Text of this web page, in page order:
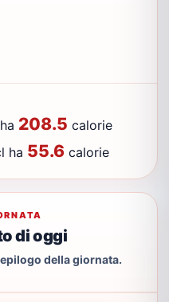
208.5 calorie
ha 55.6 calorie
di oggi
della giornata.